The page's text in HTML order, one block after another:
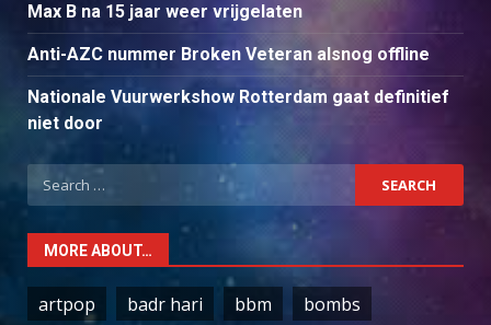
Max B na 15 jaar weer vrijgelaten
Anti-AZC nummer Broken Veteran alsnog offline
Nationale Vuurwerkshow Rotterdam gaat definitief
niet door
Search
for:
MORE ABOUT…
artpop badr hari bbm
bombs